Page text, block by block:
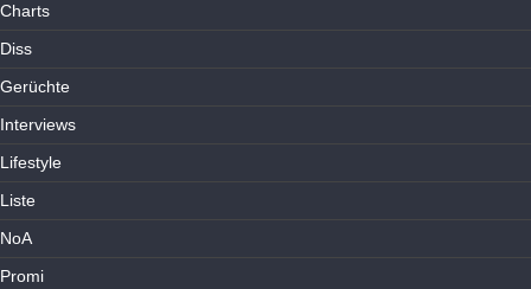
Charts
Diss
Gerüchte
Interviews
Lifestyle
Liste
NoA
Promi